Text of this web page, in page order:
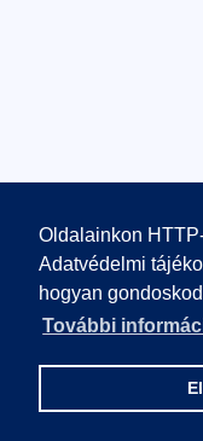
Oldalainkon
Adatvédelmi
hogyan
További